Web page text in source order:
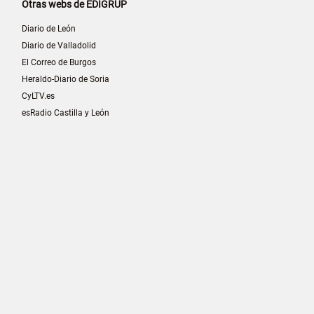
Otras webs de EDIGRUP
Diario de León
Diario de Valladolid
El Correo de Burgos
Heraldo-Diario de Soria
CyLTV.es
esRadio Castilla y León